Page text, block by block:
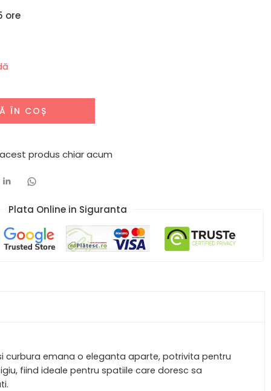
ore
ÎN COȘ
produs chiar acum
Plata Online in Siguranta​
curbura emana o eleganta aparte, potrivita pentru
fiind ideale pentru spatiile care doresc sa